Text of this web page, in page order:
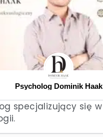
Psycholog Dominik Haak
specjalizujący się w